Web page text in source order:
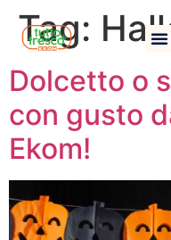
Tag:
Dolcetto o
con gusto
Ekom!